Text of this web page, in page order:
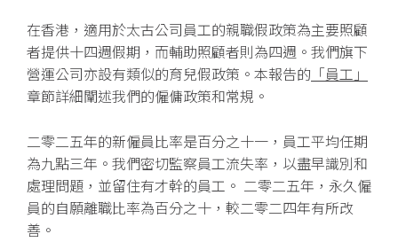
在香港，適用於太古公司員工的親職假政策為主要照顧
者提供十四週假期，而輔助照顧者則為四週。我們旗下
營運公司亦設有類似的育兒假政策。本報告的 「員工」
章節詳細闡述我們的僱傭政策和常規。
二零二五年的新僱員比率是百分之十一，員工平均任期
為九點三年。我們密切監察員工流失率，以盡早識別和
處理問題，並留住有才幹的員工。 二零二五年，永久僱
員的自願離職比率為百分之十，較二零二四年有所改
善。